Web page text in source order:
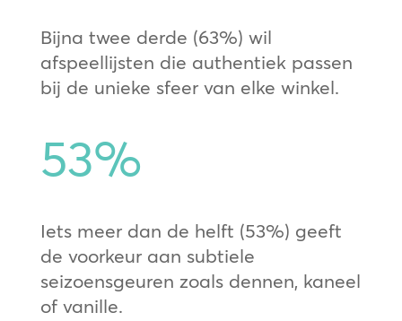
Bijna twee derde (63%) wil
afspeellijsten die authentiek passen
bij de unieke sfeer van elke winkel.
53%
Iets meer dan de helft (53%) geeft
de voorkeur aan subtiele
seizoensgeuren zoals dennen, kaneel
of vanille.